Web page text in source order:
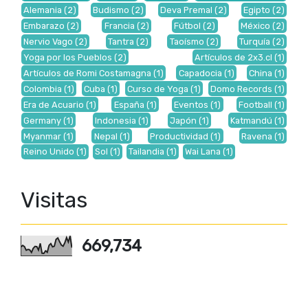
Alemania (2) Budismo (2) Deva Premal (2) Egipto (2)
Embarazo (2) Francia (2) Fútbol (2) México (2)
Nervio Vago (2) Tantra (2) Taoísmo (2) Turquía (2)
Yoga por los Pueblos (2) Artículos de 2x3.cl (1)
Artículos de Romi Costamagna (1) Capadocia (1) China (1)
Colombia (1) Cuba (1) Curso de Yoga (1) Domo Records (1)
Era de Acuario (1) España (1) Eventos (1) Football (1)
Germany (1) Indonesia (1) Japón (1) Katmandú (1)
Myanmar (1) Nepal (1) Productividad (1) Ravena (1)
Reino Unido (1) Sol (1) Tailandia (1) Wai Lana (1)
Visitas
669,734